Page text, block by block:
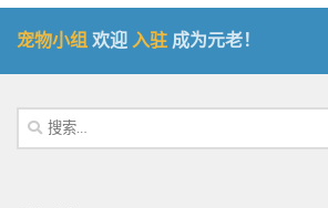
宠物小组 欢迎 入驻 成为元老！
搜
索：